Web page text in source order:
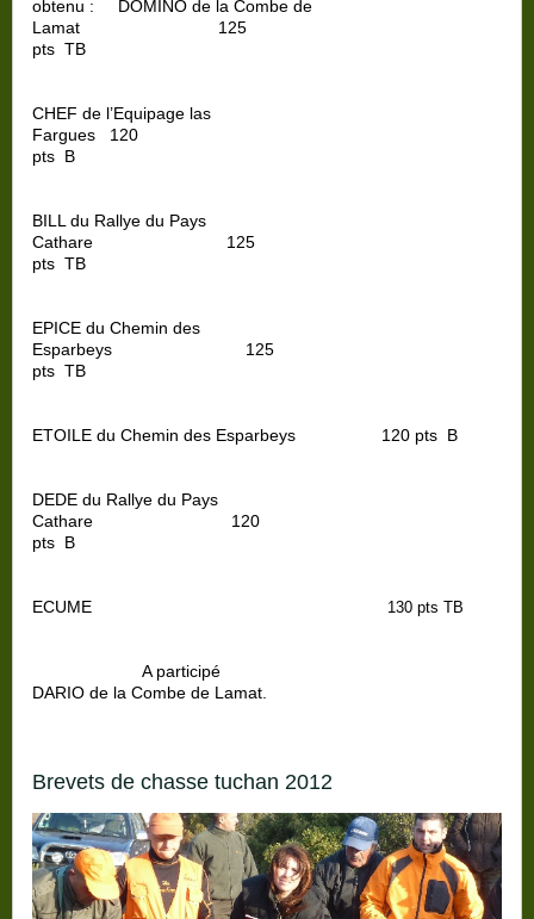
obtenu :
DOMINO de la Combe de
Lamat
125
pts TB
CHEF de l’Equipage las
Fargues
120
pts B
BILL du Rallye du Pays
Cathare
125
pts TB
EPICE du Chemin des
Esparbeys
125
pts TB
ETOILE du Chemin des Esparbeys 120 pts B
DEDE du Rallye du Pays
Cathare
120
pts B
ECUME 130 pts TB
A participé
DARIO de la Combe de Lamat.
brevets de chasse tuchan 2012